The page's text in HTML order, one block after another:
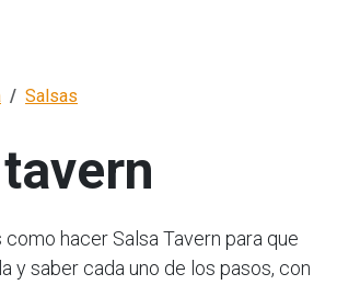
Salsas
hacer Salsa Tavern para que
y saber cada uno de los pasos, con